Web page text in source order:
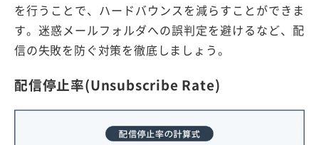
を行うことで、ハードバウンスを減らすことができま
す。迷惑メールフォルダへの誤判定を避けるなど、配
信の失敗を防ぐ対策を徹底しましょう。
配信停止率(Unsubscribe Rate)